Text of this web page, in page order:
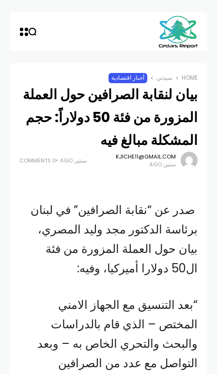
HOME سيدتي أخبار اقتصادية
بيان لنقابة الصرافين حول العملة
المزورة من فئة 50 دولاراً: حجم
المشكلة مبالغ فيه
KJICHE11@GMAIL.COM
سنتين AGO
سنتين AGO 0 COMMENTS
صدر عن “نقابة الصرافين” في لبنان
برئاسة الدكتور مجد وليد المصري،
بيان حول العملة المزورة من فئة
ال50 دولارا أميركيا، وفيه:
“بعد التنسيق مع الجهاز الامني
المختص – الذي قام بالدراسات
والبحث والتحري الخاص به – وبعد
التواصل مع عدد من الصرافين